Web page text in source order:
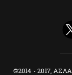
©2014 - 2017,